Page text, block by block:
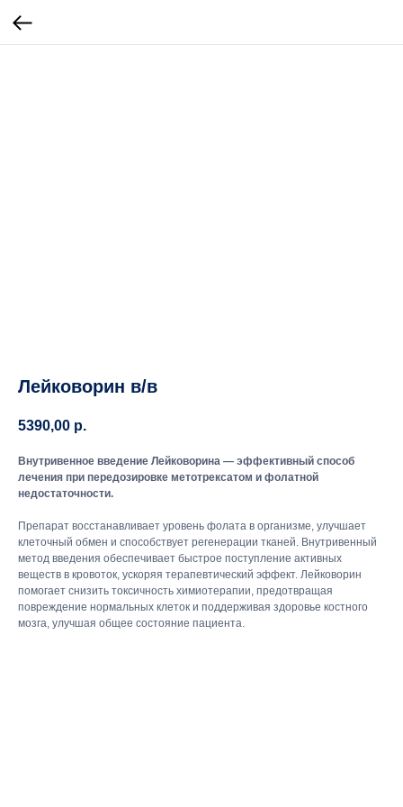
Лейковорин в/в
5390,00 р.
Внутривенное введение Лейковорина — эффективный способ
лечения при передозировке метотрексатом и фолатной
недостаточности.
Препарат восстанавливает уровень фолата в организме, улучшает
клеточный обмен и способствует регенерации тканей. Внутривенный
метод введения обеспечивает быстрое поступление активных
веществ в кровоток, ускоряя терапевтический эффект. Лейковорин
помогает снизить токсичность химиотерапии, предотвращая
повреждение нормальных клеток и поддерживая здоровье костного
мозга, улучшая общее состояние пациента.